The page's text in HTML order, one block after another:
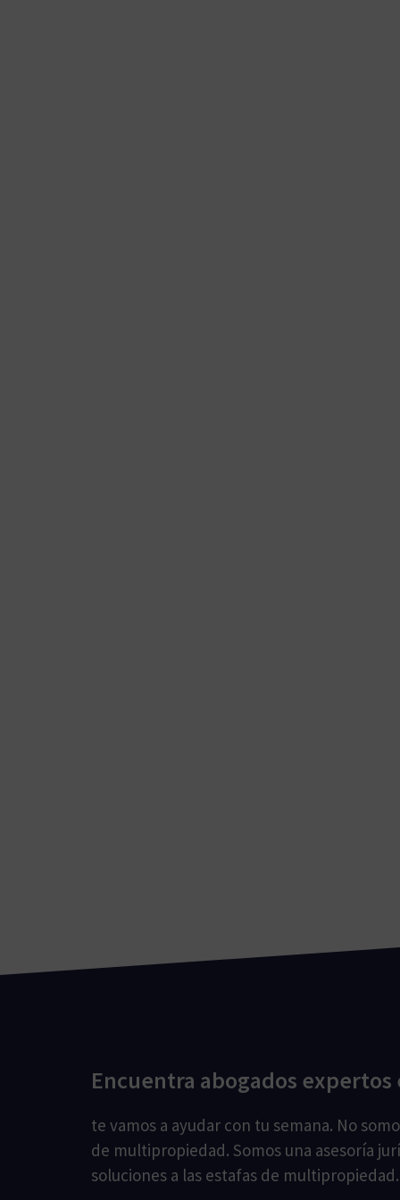
Encuentra abogados
te vamos a ayudar con tu semana. No
de multipropiedad. Somos una asesoría
soluciones a las estafas de multipropiedad.